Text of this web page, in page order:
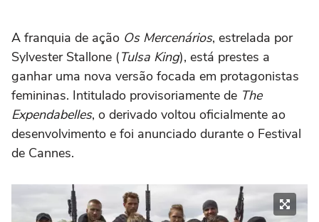
A franquia de ação Os Mercenários, estrelada por
Sylvester Stallone (Tulsa King), está prestes a
ganhar uma nova versão focada em protagonistas
femininas. Intitulado provisoriamente de The
Expendabelles, o derivado voltou oficialmente ao
desenvolvimento e foi anunciado durante o Festival
de Cannes.